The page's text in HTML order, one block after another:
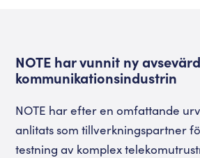
NOTE har vunnit ny
kommunikationsindustrin
NOTE har efter en omfattande
anlitats som tillverkningspartner
testning av komplex